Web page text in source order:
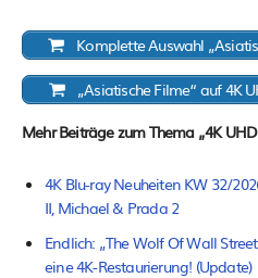
Komplette Auswahl
„Asiatische Filme“ auf 4K
Mehr Beiträge zum Thema „4K
4K Blu-ray Neuheiten KW 32/
II, Michael & Prada 2
Endlich: „The Wolf Of Wall
eine 4K-Restaurierung! (Update)